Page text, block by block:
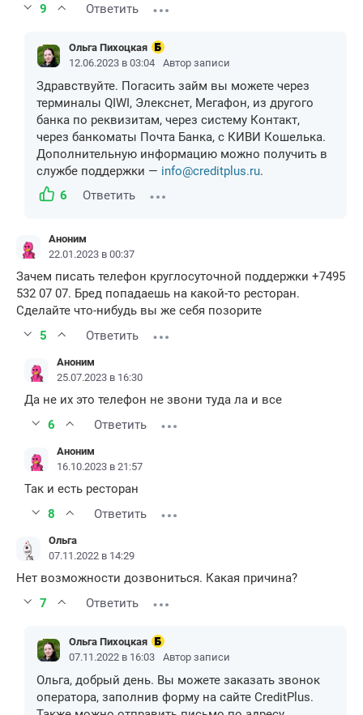
9
Ответить
Ольга Пихоцкая
12.06.2023 в 03:04
Автор записи
Здравствуйте. Погасить займ вы можете через
терминалы QIWI, Элекснет, Мегафон, из другого
банка по реквизитам, через систему Контакт,
через банкоматы Почта Банка, с КИВИ Кошелька.
Дополнительную информацию можно получить в
службе поддержки — info@creditplus.ru.
6
Ответить
Аноним
22.01.2023 в 00:37
Зачем писать телефон круглосуточной поддержки +7495
532 07 07. Бред попадаешь на какой-то ресторан.
Сделайте что-нибудь вы же себя позорите
5
Ответить
Аноним
25.07.2023 в 16:30
Да не их это телефон не звони туда ла и все
6
Ответить
Аноним
16.10.2023 в 21:57
Так и есть ресторан
8
Ответить
Ольга
07.11.2022 в 14:29
Нет возможности дозвониться. Какая причина?
7
Ответить
Ольга Пихоцкая
07.11.2022 в 16:03
Автор записи
Ольга, добрый день. Вы можете заказать звонок
оператора, заполнив форму на сайте CreditPlus.